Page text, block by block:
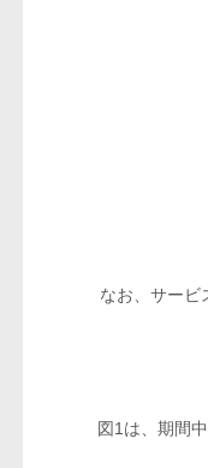
なお、サービ
図1は、期間